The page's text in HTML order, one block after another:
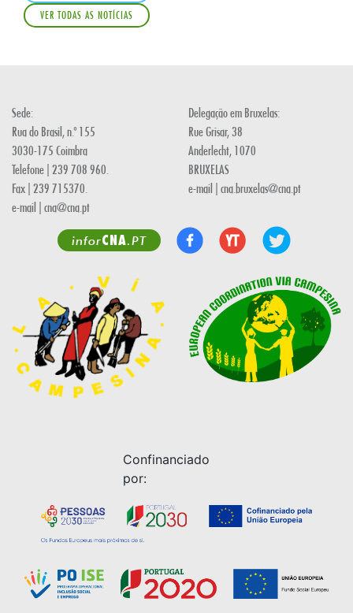
VER TODAS AS NOTÍCIAS
Sede:
Rua do Brasil, n.º 155
3030-175 Coimbra
Telefone | 239 708 960.
Fax | 239 715370.
e-mail | cna@cna.pt
Delegação em Bruxelas:
Rue Grisar, 38
Anderlecht, 1070
BRUXELAS
e-mail | cna.bruxelas@cna.pt
inforCNA.PT
Confinanciado
por: